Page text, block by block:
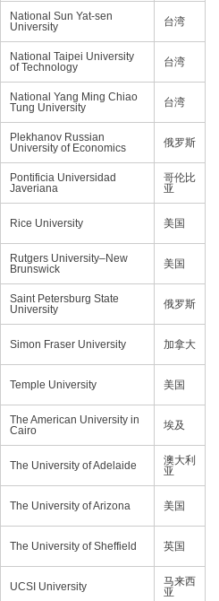
National Sun Yat-sen
University
台湾
National Taipei University
of Technology
台湾
National Yang Ming Chiao
Tung University
台湾
Plekhanov Russian
University of Economics
俄罗斯
Pontificia Universidad
Javeriana
哥伦比
亚
Rice University 美国
Rutgers University–New
Brunswick
美国
Saint Petersburg State
University
俄罗斯
Simon Fraser University 加拿大
Temple University 美国
The American University in
Cairo
埃及
The University of Adelaide
澳大利
亚
The University of Arizona 美国
The University of Sheffield 英国
UCSI University
马来西
亚